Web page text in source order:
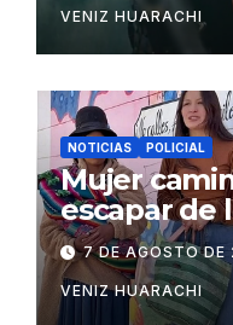
VENIZ HUARACHI
NOTICIAS POLICIAL
Mujer
escapar de
Potosí
7 DE AGOSTO DE
VENIZ HUARACHI